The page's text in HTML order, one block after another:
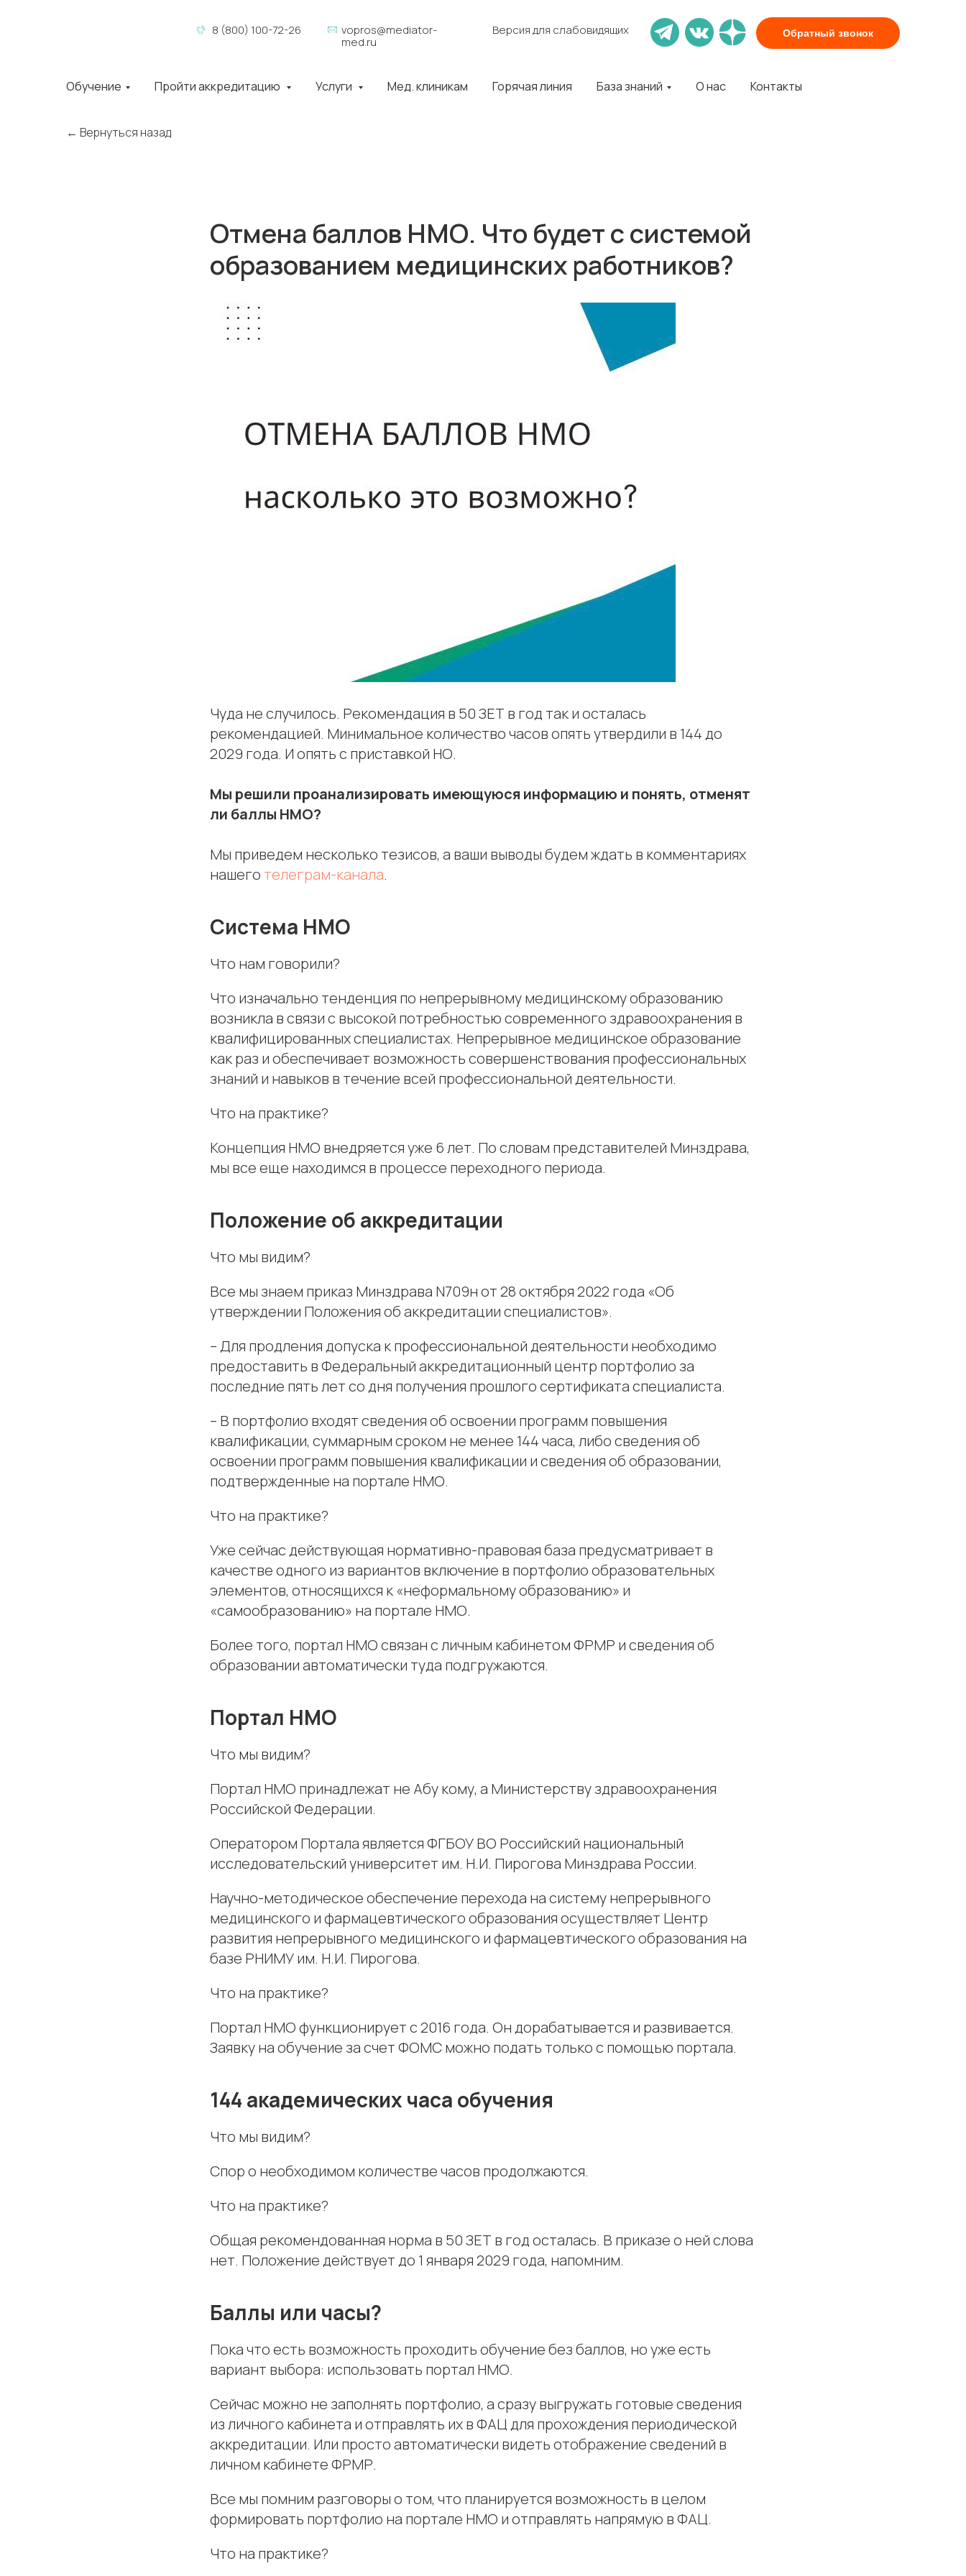
8 (800) 100-72-26
vopros@mediator-
med.ru
Версия для слабовидящих Обратный звонок
Обучение Пройти аккредитацию Услуги Мед. клиникам Горячая линия База знаний О нас Контакты
← Вернуться назад
Отмена баллов НМО. Что будет с системой
образованием медицинских работников?
Чуда не случилось. Рекомендация в 50 ЗЕТ в год так и осталась
рекомендацией. Минимальное количество часов опять утвердили в 144 до
2029 года. И опять с приставкой НО.
Мы решили проанализировать имеющуюся информацию и понять, отменят
ли баллы НМО?
Мы приведем несколько тезисов, а ваши выводы будем ждать в комментариях
нашего телеграм-канала.
Система НМО
Что нам говорили?
Что изначально тенденция по непрерывному медицинскому образованию
возникла в связи с высокой потребностью современного здравоохранения в
квалифицированных специалистах. Непрерывное медицинское образование
как раз и обеспечивает возможность совершенствования профессиональных
знаний и навыков в течение всей профессиональной деятельности.
Что на практике?
Концепция НМО внедряется уже 6 лет. По словам представителей Минздрава,
мы все еще находимся в процессе переходного периода.
Положение об аккредитации
Что мы видим?
Все мы знаем приказ Минздрава N709н от 28 октября 2022 года «Об
утверждении Положения об аккредитации специалистов».
– Для продления допуска к профессиональной деятельности необходимо
предоставить в Федеральный аккредитационный центр портфолио за
последние пять лет со дня получения прошлого сертификата специалиста.
– В портфолио входят сведения об освоении программ повышения
квалификации, суммарным сроком не менее 144 часа, либо сведения об
освоении программ повышения квалификации и сведения об образовании,
подтвержденные на портале НМО.
Что на практике?
Уже сейчас действующая нормативно-правовая база предусматривает в
качестве одного из вариантов включение в портфолио образовательных
элементов, относящихся к «неформальному образованию» и
«самообразованию» на портале НМО.
Более того, портал НМО связан с личным кабинетом ФРМР и сведения об
образовании автоматически туда подгружаются.
Портал НМО
Что мы видим?
Портал НМО принадлежат не Абу кому, а Министерству здравоохранения
Российской Федерации.
Оператором Портала является ФГБОУ ВО Российский национальный
исследовательский университет им. Н.И. Пирогова Минздрава России.
Научно-методическое обеспечение перехода на систему непрерывного
медицинского и фармацевтического образования осуществляет Центр
развития непрерывного медицинского и фармацевтического образования на
базе РНИМУ им. Н.И. Пирогова.
Что на практике?
Портал НМО функционирует с 2016 года. Он дорабатывается и развивается.
Заявку на обучение за счет ФОМС можно подать только с помощью портала.
144 академических часа обучения
Что мы видим?
Спор о необходимом количестве часов продолжаются.
Что на практике?
Общая рекомендованная норма в 50 ЗЕТ в год осталась. В приказе о ней слова
нет. Положение действует до 1 января 2029 года, напомним.
Баллы или часы?
Пока что есть возможность проходить обучение без баллов, но уже есть
вариант выбора: использовать портал НМО.
Сейчас можно не заполнять портфолио, а сразу выгружать готовые сведения
из личного кабинета и отправлять их в ФАЦ для прохождения периодической
аккредитации. Или просто автоматически видеть отображение сведений в
личном кабинете ФРМР.
Все мы помним разговоры о том, что планируется возможность в целом
формировать портфолио на портале НМО и отправлять напрямую в ФАЦ.
Что на практике?